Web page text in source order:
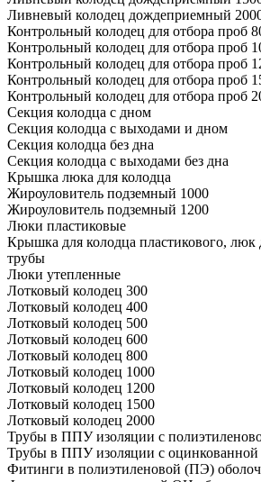
Ливневый колодец дождеприемный
Контрольный колодец для отбора проб
Контрольный колодец для отбора проб
Контрольный колодец для отбора проб
Контрольный колодец для отбора проб
Контрольный колодец для отбора проб
Секция колодца с дном
Секция колодца с выходами и дном
Секция колодца без дна
Секция колодца с выходами без дна
Крышка люка для колодца
Жироуловитель подземный 1000
Жироуловитель подземный 1200
Люки пластиковые
Крышка для колодца пластикового, люк
трубы
Люки утепленные
Лотковый колодец 300
Лотковый колодец 400
Лотковый колодец 500
Лотковый колодец 600
Лотковый колодец 800
Лотковый колодец 1000
Лотковый колодец 1200
Лотковый колодец 1500
Лотковый колодец 2000
Трубы в ППУ изоляции с
Трубы в ППУ изоляции с
Фитинги в полиэтиленовой (ПЭ)